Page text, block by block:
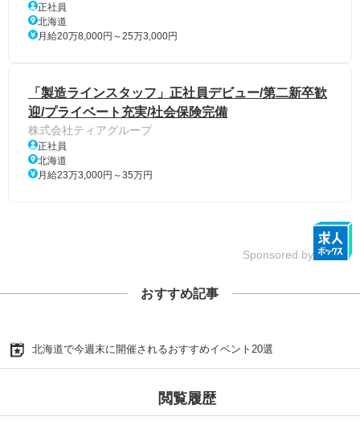
正社員
北海道
月給20万8,000円～25万3,000円
「製造ラインスタッフ」正社員デビュー/第二新卒歓
迎/プライベート充実/社会保険完備
株式会社ティアグループ
正社員
北海道
月給23万3,000円～35万円
Sponsored by
おすすめ記事
北海道で今週末に開催されるおすすめイベント20選
閲覧履歴